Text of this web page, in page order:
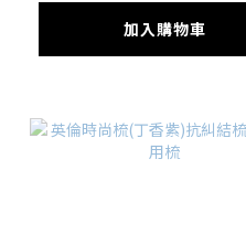
加入購物車